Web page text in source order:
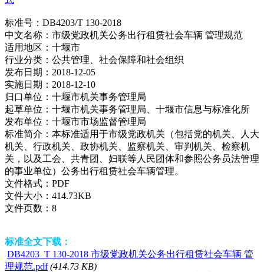
标准号： DB4203/T 130-2018
中文名称： 市级党政机关公务出行租赁社会车辆 管理规范
适用地区： 十堰市
行业分类： 公共管理、社会保障和社会组织
发布日期： 2018-12-05
实施日期： 2018-12-10
归口单位： 十堰市机关事务管理局
起草单位： 十堰市机关事务管理局、十堰市信息与标准化所
发布单位： 十堰市市场监督管理局
标准简介： 本标准适用于市级党政机关（包括党的机关、人大
机关、行政机关、政协机关、监察机关、审判机关、检察机
关，以及工会、共青团、妇联等人民团体和参照公务员法管理
的事业单位）公务出行租赁社会车辆管理。
文件格式： PDF
文件大小： 414.73KB
文件页数： 8
标准全文下载：
DB4203_T 130-2018 市级党政机关公务出行租赁社会车辆 管
理规范.pdf (414.73 KB)